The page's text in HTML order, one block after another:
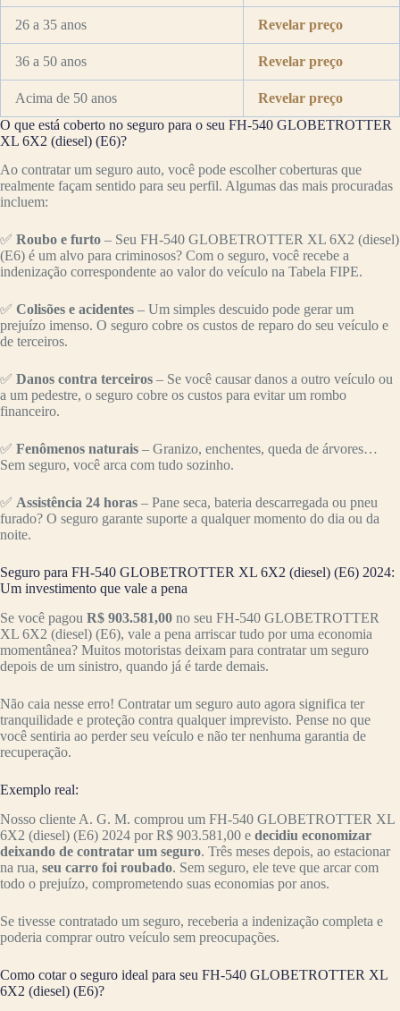
26 a 35 anos Revelar preço
36 a 50 anos Revelar preço
Acima de 50 anos
Revelar preço
O que está coberto no seguro para o seu FH-540 GLOBETROTTER
XL 6X2 (diesel) (E6)?
Ao contratar um seguro auto, você pode escolher coberturas que
realmente façam sentido para seu perfil. Algumas das mais procuradas
incluem:
✅ Roubo e furto – Seu FH-540 GLOBETROTTER XL 6X2 (diesel)
(E6) é um alvo para criminosos? Com o seguro, você recebe a
indenização correspondente ao valor do veículo na Tabela FIPE.
✅ Colisões e acidentes – Um simples descuido pode gerar um
prejuízo imenso. O seguro cobre os custos de reparo do seu veículo e
de terceiros.
✅ Danos contra terceiros – Se você causar danos a outro veículo ou
a um pedestre, o seguro cobre os custos para evitar um rombo
financeiro.
✅ Fenômenos naturais – Granizo, enchentes, queda de árvores…
Sem seguro, você arca com tudo sozinho.
✅ Assistência 24 horas – Pane seca, bateria descarregada ou pneu
furado? O seguro garante suporte a qualquer momento do dia ou da
noite.
Seguro para FH-540 GLOBETROTTER XL 6X2 (diesel) (E6) 2024:
Um investimento que vale a pena
Se você pagou R$ 903.581,00 no seu FH-540 GLOBETROTTER
XL 6X2 (diesel) (E6), vale a pena arriscar tudo por uma economia
momentânea? Muitos motoristas deixam para contratar um seguro
depois de um sinistro, quando já é tarde demais.
Não caia nesse erro! Contratar um seguro auto agora significa ter
tranquilidade e proteção contra qualquer imprevisto. Pense no que
você sentiria ao perder seu veículo e não ter nenhuma garantia de
recuperação.
Exemplo real:
Nosso cliente A. G. M. comprou um FH-540 GLOBETROTTER XL
6X2 (diesel) (E6) 2024 por R$ 903.581,00 e decidiu economizar
deixando de contratar um seguro. Três meses depois, ao estacionar
na rua, seu carro foi roubado. Sem seguro, ele teve que arcar com
todo o prejuízo, comprometendo suas economias por anos.
Se tivesse contratado um seguro, receberia a indenização completa e
poderia comprar outro veículo sem preocupações.
Como cotar o seguro ideal para seu FH-540 GLOBETROTTER XL
6X2 (diesel) (E6)?